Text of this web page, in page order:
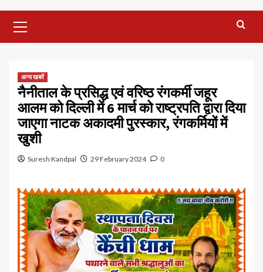
Menu
अन्य खबरें
नैनीताल के प्रसिद्ध एवं वरिष्ठ रंगकर्मी जहूर
आलम को दिल्ली में 6 मार्च को राष्ट्रपति द्वारा दिया
जाएगा नाटक अकादमी पुरस्कार, रंगकर्मियों में
खुशी
Suresh Kandpal 29 February 2024 0